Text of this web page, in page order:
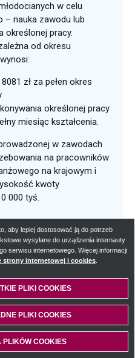
aby lepiej dostosować ją do potrzeb
wysyłane do urządzenia internauty
serwisu internetowego. Więcej informacji
strony internetowej i cookies
w
PLIKI COOKIES
PLIKI COOKIES
PLIKICOOKIES
PLIKÓWCOOKIES
w celu
– nauka zawodu lub
określonej pracy.
od okresu
zł za pełen okres
określonej pracy
miesiąc kształcenia.
w zawodach
na pracowników
na krajowym i
kwoty
000 tyś.
sprawy